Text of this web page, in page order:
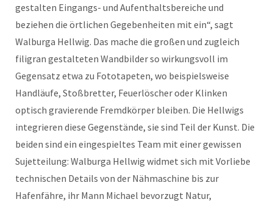
gestalten Eingangs- und Aufenthaltsbereiche und
beziehen die örtlichen Gegebenheiten mit ein“, sagt
Walburga Hellwig. Das mache die großen und zugleich
filigran gestalteten Wandbilder so wirkungsvoll im
Gegensatz etwa zu Fototapeten, wo beispielsweise
Handläufe, Stoßbretter, Feuerlöscher oder Klinken
optisch gravierende Fremdkörper bleiben. Die Hellwigs
integrieren diese Gegenstände, sie sind Teil der Kunst. Die
beiden sind ein eingespieltes Team mit einer gewissen
Sujetteilung: Walburga Hellwig widmet sich mit Vorliebe
technischen Details von der Nähmaschine bis zur
Hafenfähre, ihr Mann Michael bevorzugt Natur,